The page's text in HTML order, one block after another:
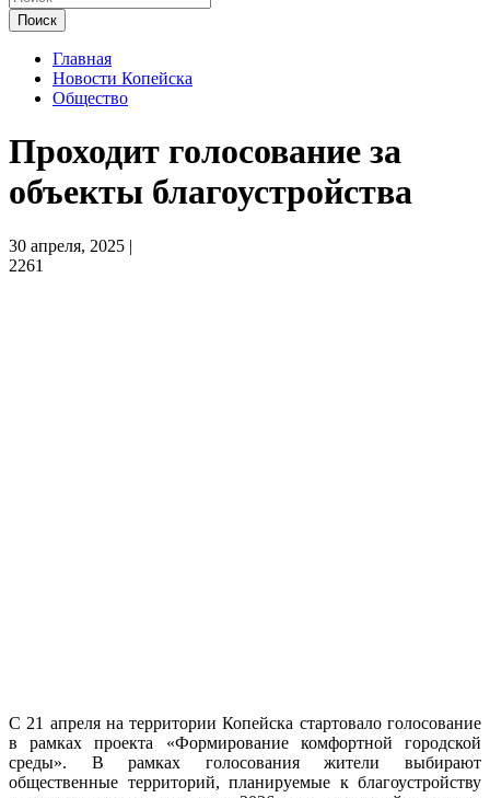
Главная
Новости Копейска
Общество
Проходит голосование за
объекты благоустройства
30 апреля, 2025 |
2261
С 21 апреля на территории Копейска стартовало голосование
в рамках проекта «Формирование комфортной городской
среды». В рамках голосования жители выбирают
общественные территорий, планируемые к благоустройству